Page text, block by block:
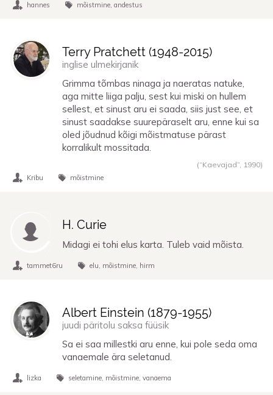
hannes mõistmine andestus
Terry Pratchett (1948-2015)
inglise ulmekirjanik
Grimma tõmbas ninaga ja naeratas natuke,
aga mitte liiga palju, sest kui miski on hullem
sellest, et sinust aru ei saada, siis just see, et
sinust saadakse suurepäraselt aru, enne kui sa
oled jõudnud kõigi mõistmatuse pärast
korralikult mossitada.
(“Kaevajad”, 1990)
Kribu mõistmine
H. Curie
Midagi ei tohi elus karta. Tuleb vaid mõista.
tammet6ru elu mõistmine hirm
Albert Einstein (1879-1955)
juudi päritolu saksa füüsik
Sa ei saa millestki aru enne, kui pole seda oma
vanaemale ära seletanud.
lizka seletamine mõistmine vanaema